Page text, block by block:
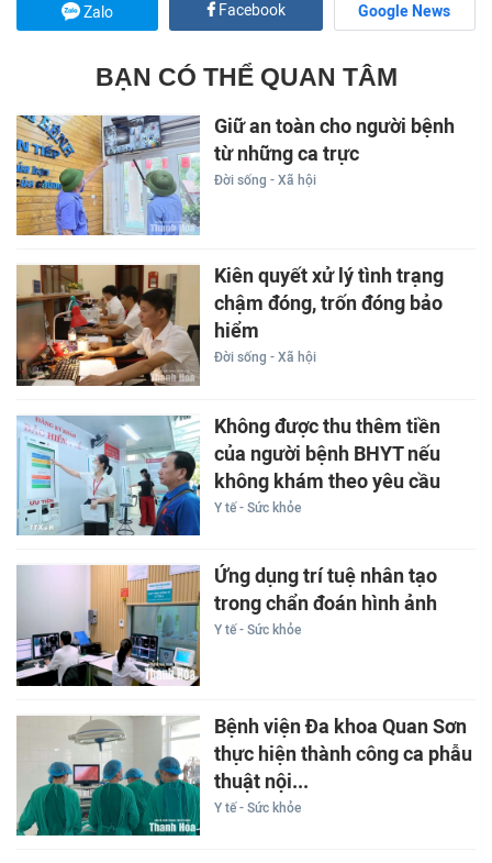
Zalo Facebook Google News
BẠN CÓ THỂ QUAN TÂM
Giữ an toàn cho người bệnh
từ những ca trực
Đời sống - Xã hội
Kiên quyết xử lý tình trạng
chậm đóng, trốn đóng bảo
hiểm
Đời sống - Xã hội
Không được thu thêm tiền
của người bệnh BHYT nếu
không khám theo yêu cầu
Y tế - Sức khỏe
Ứng dụng trí tuệ nhân tạo
trong chẩn đoán hình ảnh
Y tế - Sức khỏe
Bệnh viện Đa khoa Quan Sơn
thực hiện thành công ca phẫu
thuật nội...
Y tế - Sức khỏe